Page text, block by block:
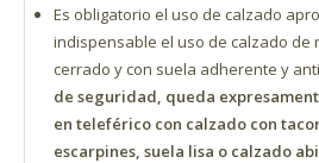
Es obligatorio el uso de calzado
indispensable el uso de calzado de
cerrado y con suela adherente y
de seguridad, queda
en teleférico con calzado con
escarpines, suela lisa o calzado